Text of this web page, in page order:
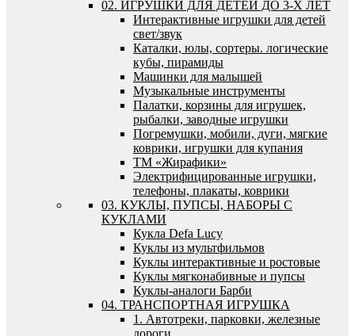
02. ИГРУШКИ ДЛЯ ДЕТЕЙ ДО 3-Х ЛЕТ
Интерактивные игрушки для детей
свет/звук
Каталки, юлы, сортеры. логические
кубы, пирамиды
Машинки для малышей
Музыкальные инструменты
Палатки, корзины для игрушек,
рыбалки, заводные игрушки
Погремушки, мобили, дуги, мягкие
коврики, игрушки для купания
ТМ «Жирафики»
Электрифицированные игрушки,
телефоны, плакаты, коврики
03. КУКЛЫ, ПУПСЫ, НАБОРЫ С
КУКЛАМИ
Кукла Defa Lucy
Куклы из мультфильмов
Куклы интерактивные и ростовые
Куклы мягконабивные и пупсы
Куклы-аналоги Барби
04. ТРАНСПОРТНАЯ ИГРУШКА
1. Автотреки, парковки, железные
дороги